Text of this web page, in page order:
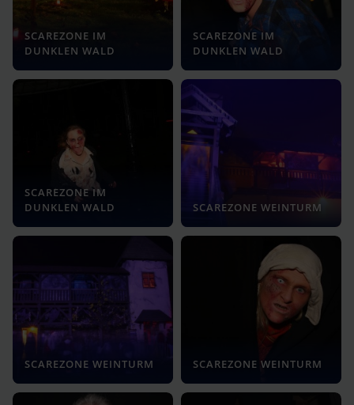
SCAREZONE IM
DUNKLEN WALD
SCAREZONE IM
DUNKLEN WALD
SCAREZONE IM
DUNKLEN WALD
SCAREZONE WEINTURM
SCAREZONE WEINTURM SCAREZONE WEINTURM